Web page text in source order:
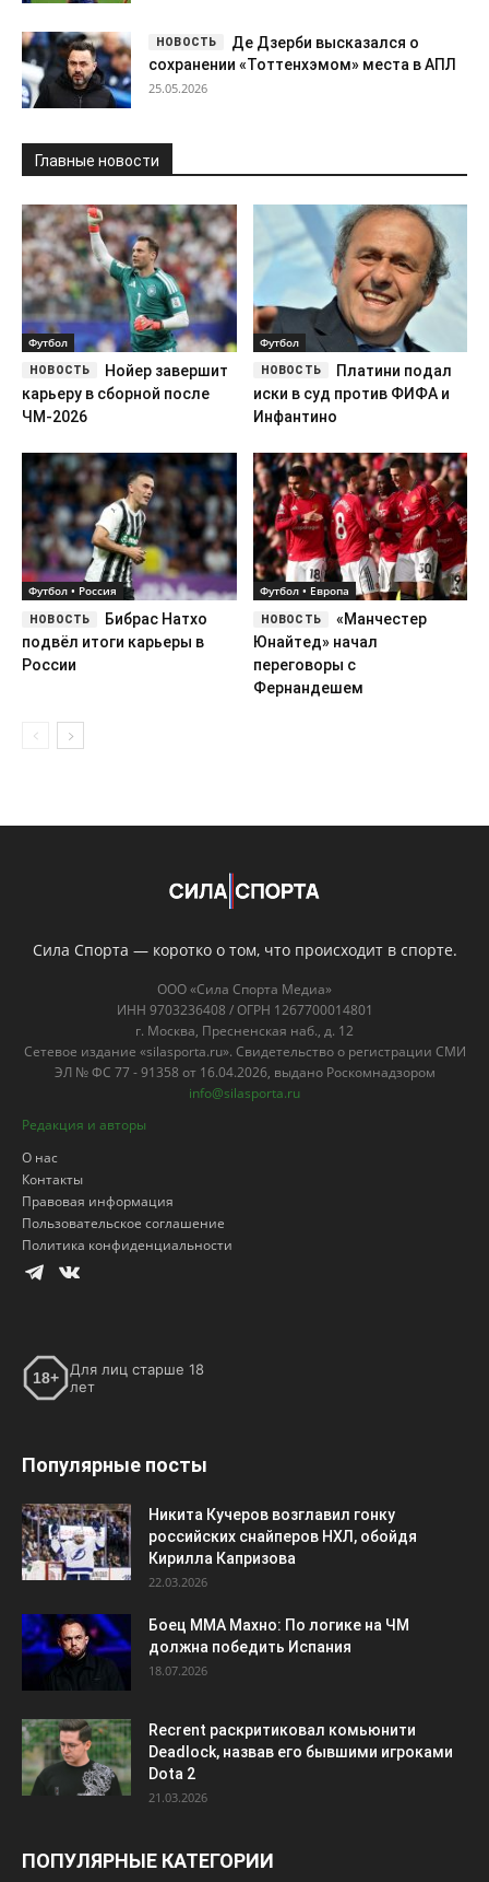
Де Дзерби высказался о
сохранении «Тоттенхэмом» места в АПЛ
25.05.2026
Главные новости
Футбол
Нойер завершит
карьеру в сборной после
ЧМ-2026
Футбол
Платини подал
иски в суд против ФИФА и
Инфантино
Футбол • Россия
Бибрас Натхо
подвёл итоги карьеры в
России
Футбол • Европа
«Манчестер
Юнайтед» начал
переговоры с
Фернандешем
Сила Спорта — коротко о том, что происходит в спорте.
ООО «Сила Спорта Медиа»
ИНН 9703236408 / ОГРН 1267700014801
г. Москва, Пресненская наб., д. 12
Сетевое издание «silasporta.ru». Свидетельство о регистрации СМИ
ЭЛ № ФС 77 - 91358 от 16.04.2026, выдано Роскомнадзором
info@silasporta.ru
Редакция и авторы
О нас
Контакты
Правовая информация
Пользовательское соглашение
Политика конфиденциальности
18+
Для лиц старше 18
лет
Популярные посты
Никита Кучеров возглавил гонку
российских снайперов НХЛ, обойдя
Кирилла Капризова
22.03.2026
Боец ММА Махно: По логике на ЧМ
должна победить Испания
18.07.2026
Recrent раскритиковал комьюнити
Deadlock, назвав его бывшими игроками
Dota 2
21.03.2026
ПОПУЛЯРНЫЕ КАТЕГОРИИ